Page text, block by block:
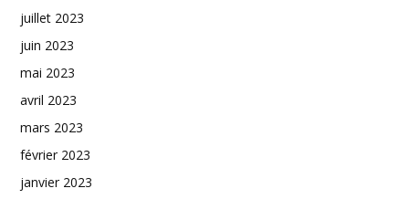
juillet 2023
juin 2023
mai 2023
avril 2023
mars 2023
février 2023
janvier 2023